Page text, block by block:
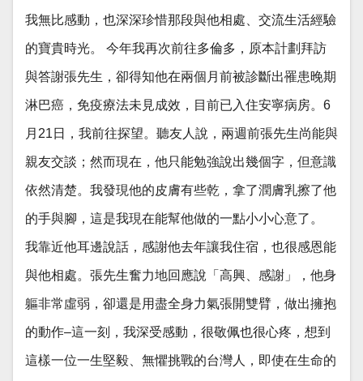
我無比感動，也深深珍惜那段與他相處、交流生活經驗
的寶貴時光。 今年我再次前往多倫多，原本計劃拜訪
與答謝張先生，卻得知他在兩個月前被診斷出罹患晚期
淋巴癌，免疫療法未見成效，目前已入住安寧病房。6
月21日，我前往探望。聽友人說，兩週前張先生尚能與
親友交談；然而現在，他只能勉強說出幾個字，但意識
依然清楚。我發現他的皮膚有些乾，拿了潤膚乳擦了他
的手與腳，這是我現在能幫他做的一點小小心意了。
我靠近他耳邊說話，感謝他去年讓我住宿，也很感恩能
與他相處。張先生奮力地回應說「高興、感謝」，他身
軀非常虛弱，卻還是用盡全身力氣張開雙臂，做出擁抱
的動作–這一刻，我深受感動，很敬佩也很心疼，想到
這樣一位一生堅毅、無懼挑戰的台灣人，即使在生命的